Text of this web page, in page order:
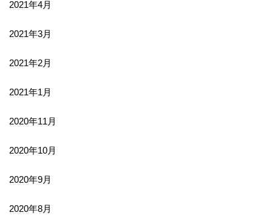
2021年4月
2021年3月
2021年2月
2021年1月
2020年11月
2020年10月
2020年9月
2020年8月